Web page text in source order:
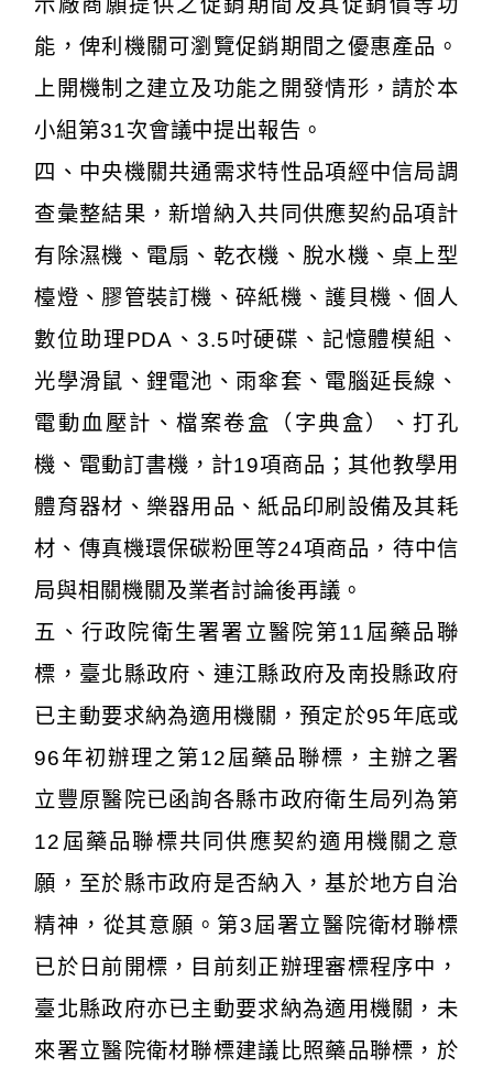
能，俾利機關可瀏覽促銷期間之優惠產品。
上開機制之建立及功能之開發情形，請於本
小組第31次會議中提出報告。
四、中央機關共通需求特性品項經中信局調
查彙整結果，新增納入共同供應契約品項計
有除濕機、電扇、乾衣機、脫水機、桌上型
檯燈、膠管裝訂機、碎紙機、護貝機、個人
數位助理PDA、3.5吋硬碟、記憶體模組、
光學滑鼠、鋰電池、雨傘套、電腦延長線、
電動血壓計、檔案卷盒（字典盒）、打孔
機、電動訂書機，計19項商品；其他教學用
體育器材、樂器用品、紙品印刷設備及其耗
材、傳真機環保碳粉匣等24項商品，待中信
局與相關機關及業者討論後再議。
五、行政院衛生署署立醫院第11屆藥品聯
標，臺北縣政府、連江縣政府及南投縣政府
已主動要求納為適用機關，預定於95年底或
96年初辦理之第12屆藥品聯標，主辦之署
立豐原醫院已函詢各縣市政府衛生局列為第
12屆藥品聯標共同供應契約適用機關之意
願，至於縣市政府是否納入，基於地方自治
精神，從其意願。第3屆署立醫院衛材聯標
已於日前開標，目前刻正辦理審標程序中，
臺北縣政府亦已主動要求納為適用機關，未
來署立醫院衛材聯標建議比照藥品聯標，於